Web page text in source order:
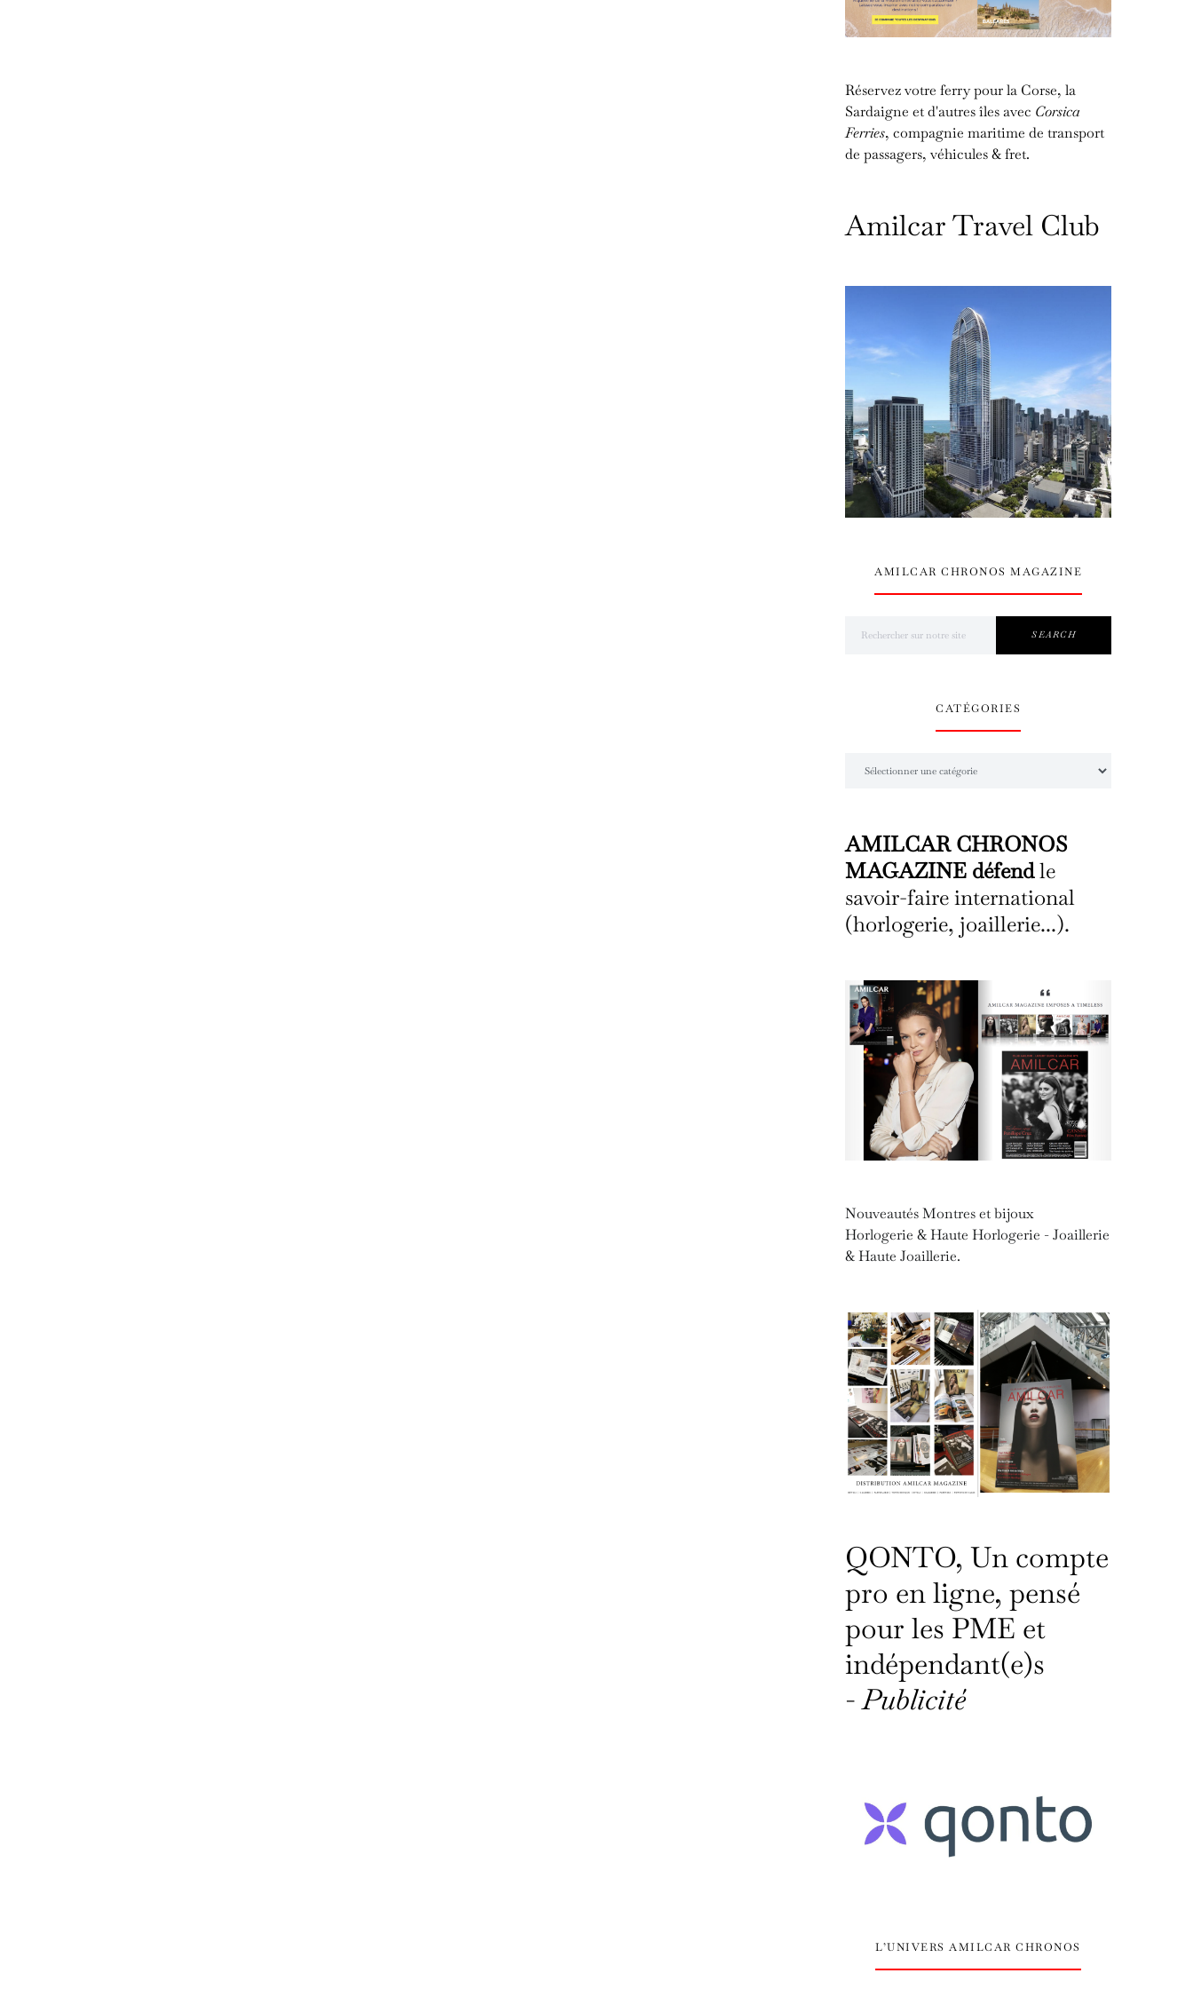
Réservez votre ferry pour la Corse, la
Sardaigne et d'autres îles avec Corsica
Ferries, compagnie maritime de transport
de passagers, véhicules & fret.
Amilcar Travel Club
AMILCAR CHRONOS MAGAZINE
SEARCH
CATÉGORIES
AMILCAR CHRONOS
MAGAZINE défendle
savoir-faire international
(horlogerie, joaillerie...).
Nouveautés Montres et bijoux
Horlogerie & Haute Horlogerie - Joaillerie
& Haute Joaillerie.
QONTO, Un compte
pro en ligne, pensé
pour les PME et
indépendant(e)s
-Publicité
L’UNIVERS AMILCAR CHRONOS